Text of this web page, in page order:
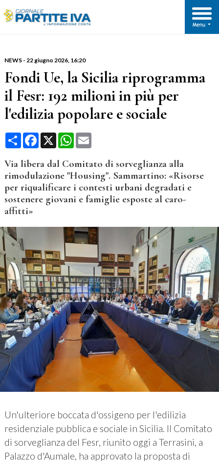
NEWS- 22 giugno 2026, 16:20
Fondi Ue, la Sicilia riprogramma
il Fesr: 192 milioni in più per
l'edilizia popolare e sociale
CondividiFacebook
X WhatsApp
Email
Via libera dal Comitato di sorveglianza alla
rimodulazione "Housing". Sammartino: «Risorse
per riqualificare i contesti urbani degradati e
sostenere giovani e famiglie esposte al caro-
affitti»
Un'ulteriore boccata d'ossigeno per l'edilizia
residenziale pubblica e sociale in Sicilia. Il Comitato
di sorveglianza del Fesr, riunito oggi a Terrasini, a
Palazzo d'Aumale, ha approvato la proposta di